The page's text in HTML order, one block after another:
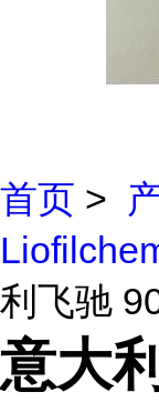
首页 >
利飞驰
意大